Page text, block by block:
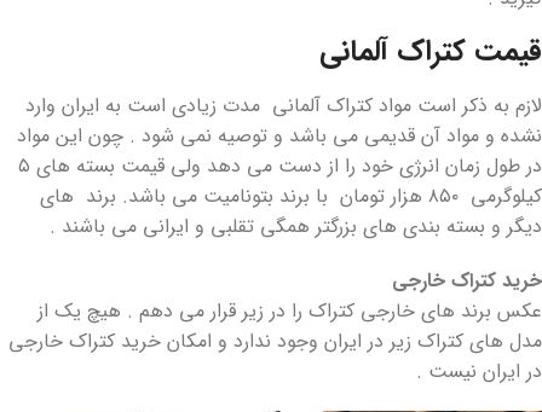
قیمت کتراک آلمانی
لازم به ذکر است مواد کتراک آلمانی مدت زیادی است به ایران وارد
نشده و مواد آن قدیمی می باشد و توصیه نمی شود . چون این مواد
در طول زمان انرژی خود را از دست می دهد ولی قیمت بسته های ۵
کیلوگرمی ۸۵۰ هزار تومان با برند بتونامیت می باشد. برند های
دیگر و بسته بندی های بزرگتر همگی تقلبی و ایرانی می باشند .
خرید کتراک خارجی
عکس برند های خارجی کتراک را در زیر قرار می دهم . هیچ یک از
مدل های کتراک زیر در ایران وجود ندارد و امکان خرید کتراک خارجی
در ایران نیست .